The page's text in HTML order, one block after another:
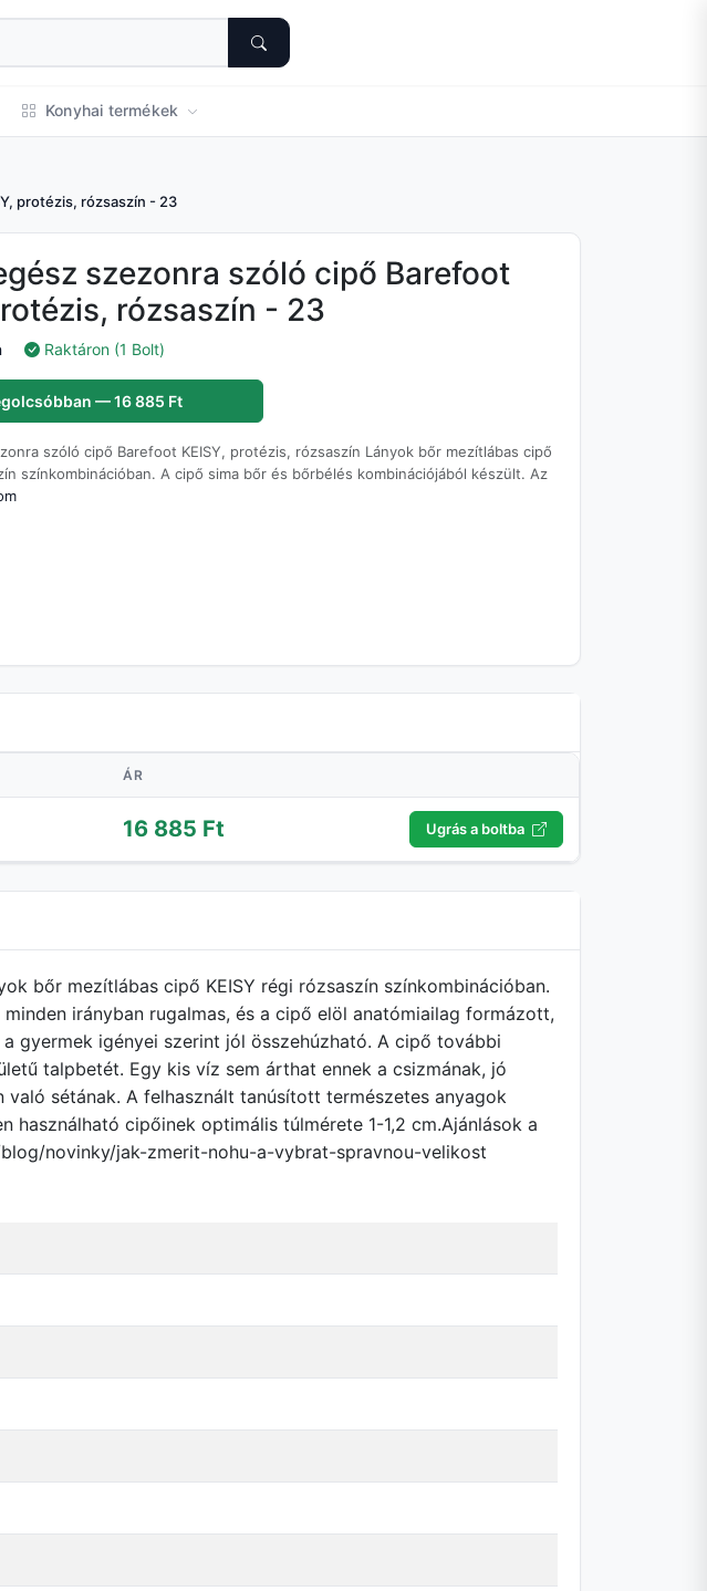
Konyhai termékek
protézis, rózsaszín - 23
szezonra szóló cipő Barefoot
rózsaszín - 23
Raktáron (1 Bolt)
— 16 885 Ft
szóló cipő Barefoot KEISY, protézis, rózsaszín Lányok bőr mezítlábas cipő
színkombinációban. A cipő sima bőr és bőrbélés kombinációjából készült. Az
ÁR
16 885 Ft Ugrás a boltba
bőr mezítlábas cipő KEISY régi rózsaszín színkombinációban.
irányban rugalmas, és a cipő elöl anatómiailag formázott,
gyermek igényei szerint jól összehúzható. A cipő további
talpbetét. Egy kis víz sem árthat ennek a csizmának, jó
sétának. A felhasznált tanúsított természetes anyagok
cipőinek optimális túlmérete 1-1,2 cm.Ajánlások a
novinky/jak-zmerit-nohu-a-vybrat-spravnou-velikost